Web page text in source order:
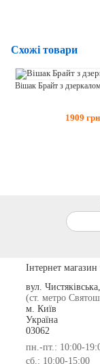
Схожі товари
1909
Інтернет
вул.
(ст. метро
м. Київ
Україна
03062
пн.-пт.: 10:00-
сб.: 10:00-15:00